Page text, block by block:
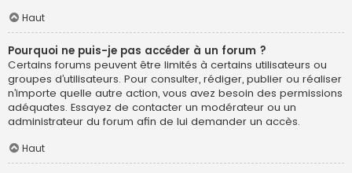
Haut
Pourquoi ne puis-je pas accéder à un forum ?
Certains forums peuvent être limités à certains utilisateurs ou
groupes d’utilisateurs. Pour consulter, rédiger, publier ou réaliser
n’importe quelle autre action, vous avez besoin des permissions
adéquates. Essayez de contacter un modérateur ou un
administrateur du forum afin de lui demander un accès.
Haut